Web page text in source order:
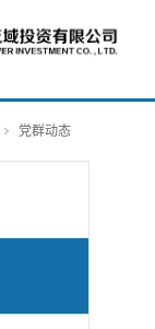
党群动态